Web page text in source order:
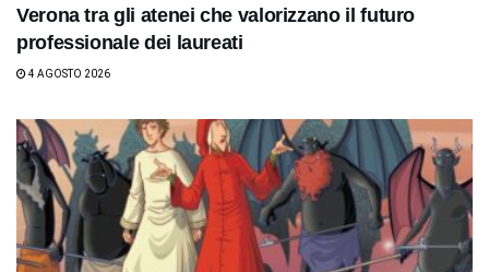
Verona tra gli atenei che valorizzano il futuro
professionale dei laureati
4 AGOSTO 2026